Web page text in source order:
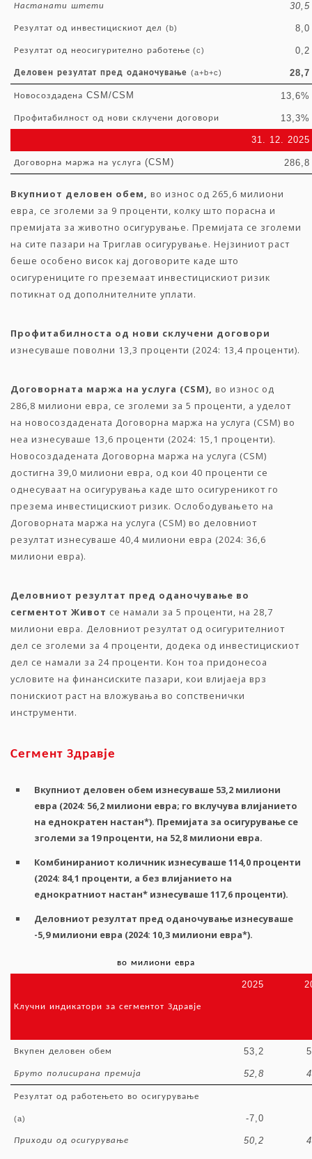
Настанати штети 30,5
Резултат од инвестицискиот дел (b) 8,0
Резултат од неосигурително работење (c) 0,2
Деловен резултат пред оданочување (a+b+c) 28,7
Новосоздадена CSM/CSM 13,6%
Профитабилност од нови склучени договори 13,3%
31. 12. 2025
Договорна маржа на услуга (CSM) 286,8
Вкупниот деловен обем, во износ од 265,6 милиони
евра, се зголеми за 9 проценти, колку што порасна и
премијата за животно осигурување. Премијата се зголеми
на сите пазари на Триглав осигурување. Нејзиниот раст
беше особено висок кај договорите каде што
осигурениците го преземаат инвестицискиот ризик
потикнат од дополнителните уплати.
Профитабилноста од нови склучени договори
изнесуваше поволни 13,3 проценти (2024: 13,4 проценти).
Договорната маржа на услуга (CSM), во износ од
286,8 милиони евра, се зголеми за 5 проценти, а уделот
на новосоздадената Договорна маржа на услуга (CSM) во
неа изнесуваше 13,6 проценти (2024: 15,1 проценти).
Новосоздадената Договорна маржа на услуга (CSM)
достигна 39,0 милиони евра, од кои 40 проценти се
однесуваат на осигурувања каде што осигуреникот го
презема инвестицискиот ризик. Ослободувањето на
Договорната маржа на услуга (CSM) во деловниот
резултат изнесуваше 40,4 милиони евра (2024: 36,6
милиони евра).
Деловниот резултат пред оданочување во
сегментот Живот се намали за 5 проценти, на 28,7
милиони евра. Деловниот резултат од осигурителниот
дел се зголеми за 4 проценти, додека од инвестицискиот
дел се намали за 24 проценти. Кон тоа придонесоа
условите на финансиските пазари, кои влијаеја врз
понискиот раст на вложувања во сопственички
инструменти.
Сегмент Здравје
Вкупниот деловен обем изнесуваше 53,2 милиони
евра (2024: 56,2 милиони евра; го вклучува влијанието
на еднократен настан*). Премијата за осигурување се
зголеми за 19проценти, на 52,8 милиони евра.
Комбинираниот количник изнесуваше114,0 проценти
(2024: 84,1 проценти, а без влијанието на
еднократниот настан* изнесуваше117,6 проценти).
Деловниот резултат пред оданочување изнесуваше
-5,9милиони евра (2024: 10,3 милиони евра*).
во милиони евра
Клучни индикатори за сегментот Здравје
2025
Вкупен деловен обем 53,2
Бруто полисирана премија 52,8
Резултат од работењето во осигурување
(a) -7,0
Приходи од осигурување 50,2